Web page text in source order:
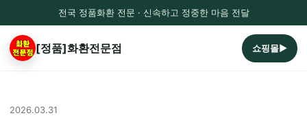
전국 정품화환 전문 · 신속하고 정중한 마음 전달
[정품]화환전문점 쇼핑몰▶
2026.03.31